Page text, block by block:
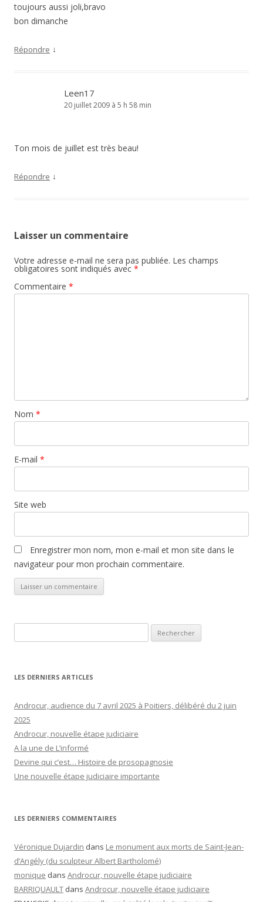
toujours aussi joli,bravo
bon dimanche
Répondre ↓
Leen17
20 juillet 2009 à 5 h 58 min
Ton mois de juillet est très beau!
Répondre ↓
Laisser un commentaire
Votre adresse e-mail ne sera pas publiée. Les champs
obligatoires sont indiqués avec *
Commentaire *
Nom *
E-mail *
Site web
Enregistrer mon nom, mon e-mail et mon site dans le
navigateur pour mon prochain commentaire.
LES DERNIERS ARTICLES
Androcur, audience du 7 avril 2025 à Poitiers, délibéré du 2 juin
2025
Androcur, nouvelle étape judiciaire
A la une de L’informé
Devine qui c’est… Histoire de prosopagnosie
Une nouvelle étape judiciaire importante
LES DERNIERS COMMENTAIRES
Véronique Dujardin dans Le monument aux morts de Saint-Jean-
d’Angély (du sculpteur Albert Bartholomé)
monique dans Androcur, nouvelle étape judiciaire
BARRIQUAULT dans Androcur, nouvelle étape judiciaire